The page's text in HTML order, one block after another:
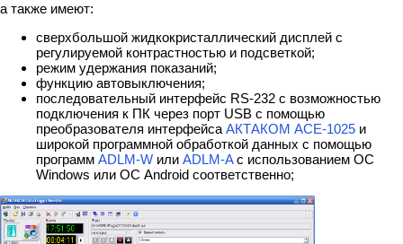
а также имеют:
сверхбольшой жидкокристаллический дисплей с
регулируемой контрастностью и подсветкой;
режим удержания показаний;
функцию автовыключения;
последовательный интерфейс RS-232 с возможностью
подключения к ПК через порт USB с помощью
преобразователя интерфейса АКТАКОМ АСЕ-1025 и
широкой программной обработкой данных с помощью
программ ADLM-W или ADLM-Aс использованием ОС
Windows или ОС Android соответственно;